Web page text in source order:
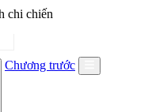
chi chiến
Chương trước